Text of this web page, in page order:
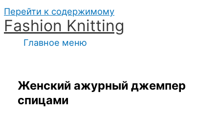
Перейти к содержимому
Fashion Knitting
Главное меню
Женский ажурный джемпер
спицами